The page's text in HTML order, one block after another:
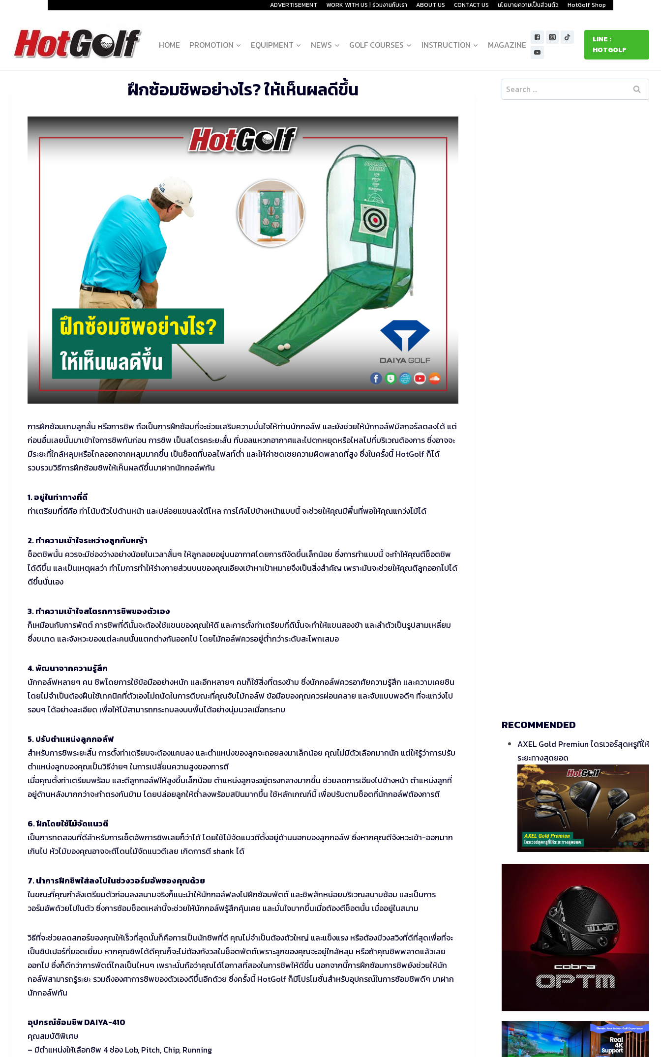
content
ADVERTISEMENT WORK WITH US | ร่วมงานกับเรา ABOUT US CONTACT US นโยบายความเป็นส่วนตัว HotGolf Shop
HOME PROMOTION EQUIPMENT NEWS GOLF COURSES INSTRUCTION MAGAZINE
LINE :
HOTGOLF
ฝึกซ้อมชิพอย่างไร? ให้เห็นผลดีขึ้น
การฝึกซ้อมเกมลูกสั้น หรือการชิพ ถือเป็นการฝึกซ้อมที่จะช่วยเสริมความมั่นใจให้ท่านนักกอล์ฟ และยังช่วยให้นักกอล์ฟมีสกอร์ลดลงได้ แต่
ก่อนอื่นเลยนั้นมาเข้าใจการชิพกันก่อน การชิพ เป็นสโตรคระยะสั้น ที่บอลแหวกอากาศและไปตกหยุดหรือไหลไปที่บริเวณต้องการ ซึ่งอาจจะ
มีระยะที่ใกล้หลุมหรือไกลออกจากหลุมมากขึ้น เป็นช็อตที่บอลไฟลท์ต่ำ และให้ค่าชดเชยความผิดพลาดที่สูง ซึ่งในครั้งนี้ HotGolf ก็ได้
รวบรวมวิธีการฝึกซ้อมชิพให้เห็นผลดีขึ้นมาฝากนักกอล์ฟกัน
1. อยู่ในท่าทางที่ดี
ท่าเตรียมที่ดีคือ ท่าโน้มตัวไปด้านหน้า และปล่อยแขนลงใต้ไหล การโค้งไปข้างหน้าแบบนี้ จะช่วยให้คุณมีพื้นที่พอให้คุณแกว่งไม้ได้
2. ทำความเข้าใจระหว่างลูกกับหญ้า
ช็อตชิพนั้น ควรจะมีช่องว่างอย่างน้อยในเวลาสั้นๆ ให้ลูกลอยอยู่บนอากาศโดยการตีงัดขึ้นเล็กน้อย ซึ่งการทำแบบนี้ จะทำให้คุณตีช็อตชิพ
ได้ดีขึ้น และเป็นเหตุผลว่า ทำไมการทำให้ร่างกายส่วนบนของคุณเอียงเข้าหาเป้าหมายจึงเป็นสิ่งสำคัญ เพราะมันจะช่วยให้คุณตีลูกออกไปได้
ดีขึ้นนั่นเอง
3. ทำความเข้าใจสโตรกการชิพของตัวเอง
ก็เหมือนกับการพัตต์ การชิพที่ดีนั้นจะต้องใช้แขนของคุณให้ดี และการตั้งท่าเตรียมที่ดีนั้นจะทำให้แขนสองข้า และลำตัวเป็นรูปสามเหลี่ยม
ซึ่งขนาด และจังหวะของแต่ละคนนั้นแตกต่างกันออกไป โดยไม้กอล์ฟควรอยู่ต่ำกว่าระดับสะโพกเสมอ
4. พัฒนาจากความรู้สึก
นักกอล์ฟหลายๆ คน ชิพโดยการใช้ข้อมืออย่างหนัก และอีกหลายๆ คนก็ใช้สิ่งที่ตรงข้าม ซึ่งนักกอล์ฟควรอาศัยความรู้สึก และความเคยชิน
โดยไม่จำเป็นต้องฝืนใช้เทคนิคที่ตัวเองไม่ถนัดในการตีขณะที่คุณจับไม้กอล์ฟ ข้อมือของคุณควรผ่อนคลาย และจับแบบพอดีๆ ที่จะแกว่งไป
รอบๆ ได้อย่างละเอียด เพื่อให้ไม้สามารถกระทบลงบนพื้นได้อย่างนุ่มนวลเมื่อกระทบ
5. ปรับตำแหน่งลูกกอล์ฟ
สำหรับการชิพระยะสั้น การตั้งท่าเตรียมจะต้องแคบลง และตำแหน่งของลูกจะถอยลงมาเล็กน้อย คุณไม่มีตัวเลือกมากนัก แต่ให้รู้ว่าการปรับ
ตำแหน่งลูกของคุณเป็นวิธีง่ายๆ ในการเปลี่ยนความสูงของการตี
เมื่อคุณตั้งท่าเตรียมพร้อม และตีลูกกอล์ฟให้สูงขึ้นเล็กน้อย ตำแหน่งลูกจะอยู่ตรงกลางมากขึ้น ช่วยลดการเอียงไปข้างหน้า ตำแหน่งลูกที่
อยู่ด้านหลังมากกว่าจะทำตรงกันข้าม โดยปล่อยลูกให้ต่ำลงพร้อมสปินมากขึ้น ใช้หลักเกณฑ์นี้ เพื่อปรับตามช็อตที่นักกอล์ฟต้องการตี
6. ฝึกโดยใช้ไม้จัดแนวตี
เป็นการทดสอบที่ดีสำหรับการเซ็ตอัพการชิพเลยก็ว่าได้ โดยใช้ไม้จัดแนวตีตั้งอยู่ด้านนอกของลูกกอล์ฟ ซึ่งหากคุณตีจังหวะเข้า-ออกมาก
เกินไป หัวไม้ของคุณอาจจะตีโดนไม้จัดแนวตีเลย เกิดการตี shank ได้
7. นำการฝึกชิพใส่ลงไปในช่วงวอร์มอัพของคุณด้วย
ในขณะที่คุณกำลังเตรียมตัวก่อนลงสนามจริงก็แนะนำให้นักกอล์ฟลงไปฝึกซ้อมพัตต์ และชิพสักหน่อยบริเวณสนามซ้อม และเป็นการ
วอร์มอัพด้วยไปในตัว ซึ่งการซ้อมช็อตเหล่านี้จะช่วยให้นักกอล์ฟรู้สึกคุ้นเคย และมั่นใจมากขึ้นเมื่อต้องตีช็อตนั้น เมื่ออยู่ในสนาม
วิธีที่จะช่วยลดสกอร์ของคุณให้เร็วที่สุดนั้นก็คือการเป็นนักชิพที่ดี คุณไม่จำเป็นต้องตัวใหญ่ และแข็งแรง หรือต้องมีวงสวิงที่ดีที่สุดเพื่อที่จะ
เป็นชิปเปอร์ที่ยอดเยี่ยม หากคุณชิพได้ดีคุณก็จะไม่ต้องกังวลในช็อตพัตต์เพราะลูกของคุณจะอยู่ใกล้หลุม หรือถ้าคุณชิพพลาดแล้วเลย
ออกไป ซึ่งก็ดีกว่าการพัตต์ไกลเป็นไหนๆ เพราะนั่นถือว่าคุณได้โอกาสที่สองในการชิพให้ดีขึ้น นอกจากนี้การฝึกซ้อมการชิพยังช่วยให้นัก
กอล์ฟสามารถรู้ระยะ รวมถึงองศาการชิพของตัวเองดีขึ้นอีกด้วย ซึ่งครั้งนี้ HotGolf ก็มีโปรโมชั่นสำหรับอุปกรณ์ในการซ้อมชิพดีๆ มาฝาก
นักกอล์ฟกัน
อุปกรณ์ซ้อมชิพ DAIYA-410
คุณสมบัติพิเศษ
– มีตำแหน่งให้เลือกชิพ 4 ช่อง Lob, Pitch, Chip, Running
Search
for:
RECOMMENDED
AXEL Gold Premiun ไดรเวอร์สุดหรูที่ให้
ระยะทางสุดยอด